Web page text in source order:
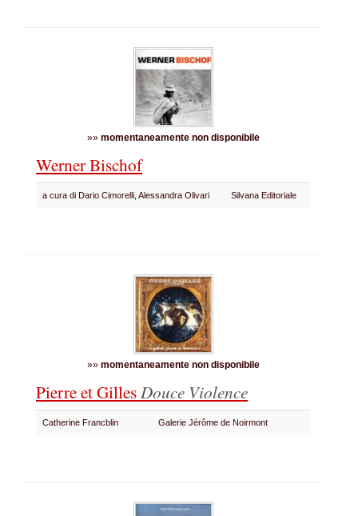
»» momentaneamente non disponibile
Werner Bischof
a cura di Dario Cimorelli, Alessandra Olivari Silvana Editoriale
»» momentaneamente non disponibile
Pierre et GillesDouce Violence
Catherine Francblin Galerie Jérôme de Noirmont